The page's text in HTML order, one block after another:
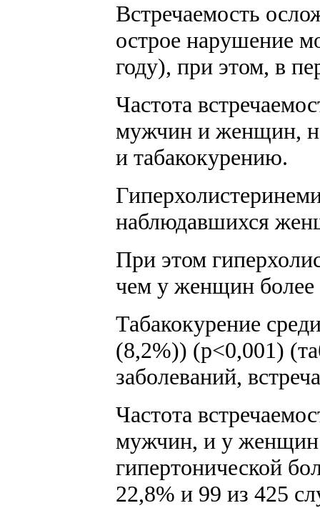
Встречаемость
острое нарушение
году), при этом, в
Частота
мужчин и женщин,
и табакокурению.
наблюдавшихся
При этом
чем у женщин более
Табакокурение
(8,2%)) (p<0,001)
заболеваний,
Частота
мужчин, и у женщин
гипертонической
22,8% и 99 из 425